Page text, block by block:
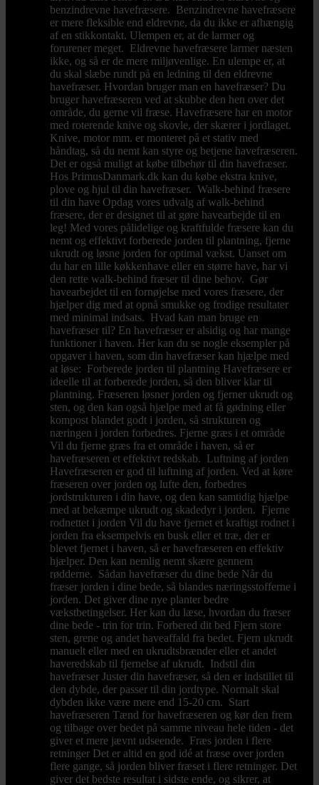
benzindrevne havefræsere. Benzindrevne havefræsere
er mere fleksible end eldrevne, da du ikke er afhængig
af en stikkontakt. Ulempen er, at de larmer og
forurener meget. Eldrevne havefræsere larmer næsten
ikke, og så er de mere miljøvenlige. En ulempe er, at
du skal slæbe rundt på en ledning til den eldrevne
havefræser. Hvordan bruger man en havefræser? Du
bruger havefræseren ved at skubbe den hen over det
område, du gerne vil fræse. Havefræsere har en motor
med roterende knive og skovle, der skærer i jordlaget.
Knive, motor mm. er monteret på et stativ med
håndtag, så du nemt kan styre og betjene havefræseren.
Det er også muligt at købe tilbehør til din havefræser.
Hos PrimusDanmark.dk kan du købe ekstra knive,
plove og hjul til din havefræser. Walk-behind fræsere
til din have Opdag vores udvalg af walk-behind
fræsere, der er designet til at gøre havearbejde til en
leg! Med vores pålidelige og kraftfulde fræsere kan du
nemt og effektivt forberede jorden til plantning, fjerne
ukrudt og løsne jorden for optimal vækst. Uanset om
du har en lille køkkenhave eller en større have, har vi
den rette walk-behind fræser til dine behov. Gør
havearbejdet til en fornøjelse med vores fræsere, der
hjælper dig med at opnå smukke og frodige resultater
med minimal indsats. Hvad kan man bruge en
havefræser til? En havefræser er alsidig og har mange
funktioner i haven. Her kan du se nogle eksempler på
opgaver i haven, som din havefræser kan hjælpe med
at løse: Forberede jorden til plantning Havefræsere er
ideelle til at forberede jorden, så den bliver klar til
plantning. Fræseren løsner jorden og fjerner ukrudt og
sten, og den kan også hjælpe med at få gødning eller
kompost blandet godt i jorden, så strukturen og
næringen i jorden forbedres. Fjerne græs i et område
Vil du fjerne græs fra et område i haven, så er
havefræseren et effektivt redskab. Luftning af jorden
Havefræseren er god til luftning af jorden. Ved at køre
fræseren over jorden og lufte den, forbedres
jordstrukturen i din have, og den kan samtidig hjælpe
med at bekæmpe ukrudt og skadedyr i jorden. Fjerne
rodnettet i jorden Vil du have fjernet et kraftigt rodnet i
jorden fra eksempelvis en busk eller et træ, der er
blevet fjernet i haven, så er havefræseren en effektiv
hjælper. Den kan nemlig nemt skære gennem
rødderne. Sådan havefræser du dine bede Når du
fræser jorden i dine bede, så blandes næringsstofferne i
jorden. Det giver dine nye planter bedre
vækstbetingelser. Her kan du læse, hvordan du fræser
dine bede - trin for trin. Forbered dit bed Fjern store
sten, grene og andet haveaffald fra bedet. Fjern ukrudt
manuelt eller med en ukrudtsbrænder eller et andet
haveredskab til fjernelse af ukrudt. Indstil din
havefræser Juster din havefræser, så den er indstillet til
den dybde, der passer til din jordtype. Normalt skal
dybden ikke være mere end 15-20 cm. Start
havefræseren Tænd for havefræseren og kør den frem
og tilbage over bedet på samme niveau hele tiden - det
giver et mere jævnt udseende. Fræs jorden i flere
retninger Det er altid en god idé at fræse over jorden
flere gange, så jorden bliver fræset i flere retninger. Det
giver det bedste resultat i sidste ende, og sikrer, at